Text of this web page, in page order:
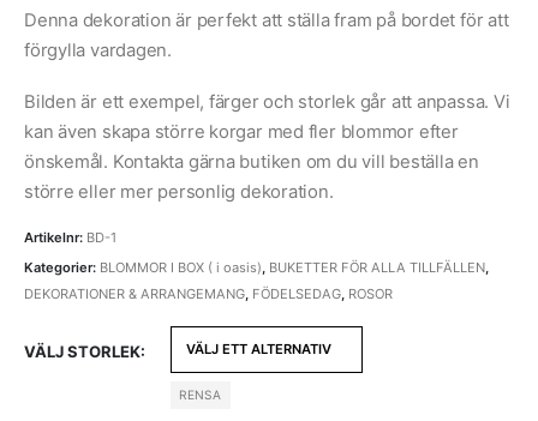
SEK
Denna dekoration är perfekt att ställa fram på bordet för att
förgylla vardagen.
Bilden är ett exempel, färger och storlek går att anpassa. Vi
kan även skapa större korgar med fler blommor efter
önskemål. Kontakta gärna butiken om du vill beställa en
större eller mer personlig dekoration.
Artikelnr: BD-1
Kategorier: BLOMMOR I BOX ( i oasis), BUKETTER FÖR ALLA TILLFÄLLEN,
DEKORATIONER & ARRANGEMANG, FÖDELSEDAG, ROSOR
VÄLJ STORLEK
RENSA